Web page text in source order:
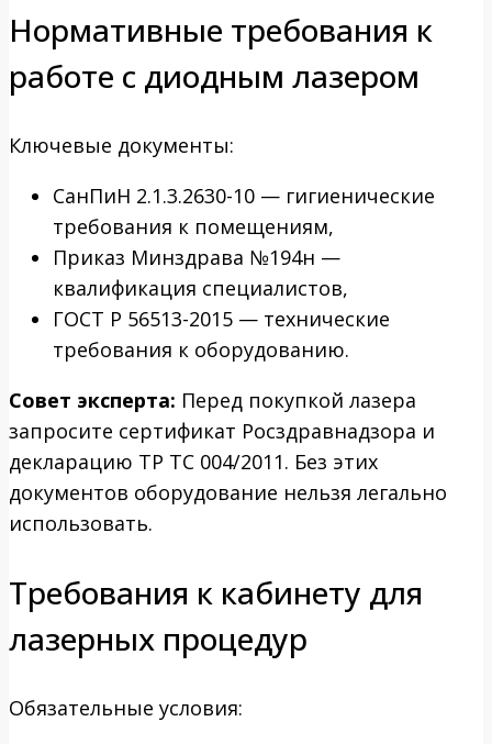
Нормативные требования к
работе с диодным лазером
Ключевые документы:
СанПиН 2.1.3.2630-10 — гигиенические
требования к помещениям,
Приказ Минздрава №194н —
квалификация специалистов,
ГОСТ Р 56513-2015 — технические
требования к оборудованию.
Совет эксперта: Перед покупкой лазера
запросите сертификат Росздравнадзора и
декларацию ТР ТС 004/2011. Без этих
документов оборудование нельзя легально
использовать.
Требования к кабинету для
лазерных процедур
Обязательные условия: